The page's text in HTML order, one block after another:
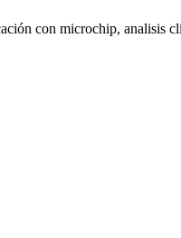
con microchip, analisis